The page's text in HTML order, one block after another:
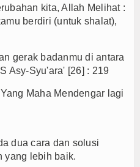
kita, Allah Melihat :
berdiri (untuk shalat),
gerak badanmu di antara
Asy-Syu'ara' [26] : 219
Maha Mendengar lagi
dua cara dan solusi
yang lebih baik.